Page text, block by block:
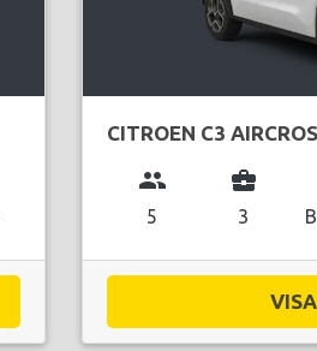
CITROEN C3
group
5
business_center
3